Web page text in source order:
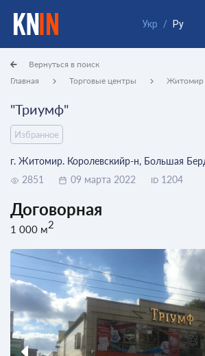
Укр / Ру
Главная Торговые центры Житомир
Вернуться в поиск
"Триумф"
Избранное
г. Житомир. Королевскийр-н, Большая
2851
09 марта 2022 ID 1204
Договорная
1 000 м2